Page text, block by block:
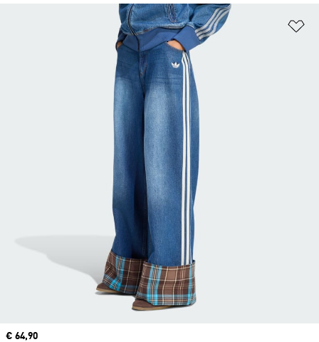
Current price
€ 64,90